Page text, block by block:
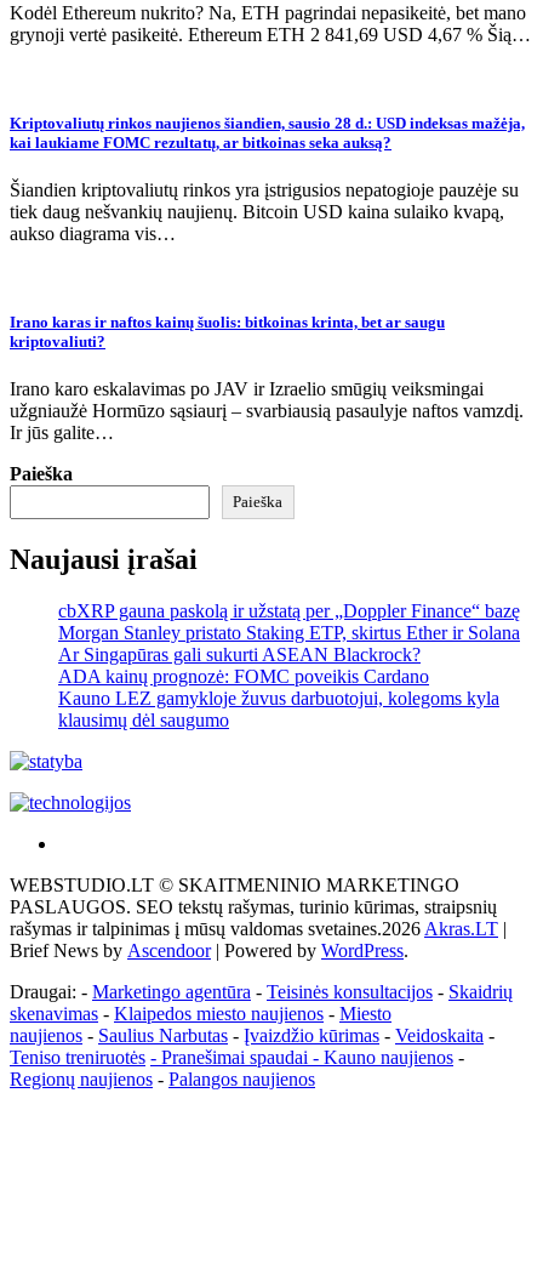
Kodėl Ethereum nukrito? Na, ETH pagrindai nepasikeitė, bet mano
grynoji vertė pasikeitė. Ethereum ETH 2 841,69 USD 4,67 % Šią…
Kriptovaliutų rinkos naujienos šiandien, sausio 28 d.: USD indeksas mažėja,
kai laukiame FOMC rezultatų, ar bitkoinas seka auksą?
Šiandien kriptovaliutų rinkos yra įstrigusios nepatogioje pauzėje su
tiek daug nešvankių naujienų. Bitcoin USD kaina sulaiko kvapą,
aukso diagrama vis…
Irano karas ir naftos kainų šuolis: bitkoinas krinta, bet ar saugu
kriptovaliuti?
Irano karo eskalavimas po JAV ir Izraelio smūgių veiksmingai
užgniaužė Hormūzo sąsiaurį – svarbiausią pasaulyje naftos vamzdį.
Ir jūs galite…
Paieška
Paieška
Naujausi įrašai
cbXRP gauna paskolą ir užstatą per „Doppler Finance“ bazę
Morgan Stanley pristato Staking ETP, skirtus Ether ir Solana
Ar Singapūras gali sukurti ASEAN Blackrock?
ADA kainų prognozė: FOMC poveikis Cardano
Kauno LEZ gamykloje žuvus darbuotojui, kolegoms kyla
klausimų dėl saugumo
tai
žemės
ploto
matavimo
Pagrindinis
WEBSTUDIO.LT © SKAITMENINIO MARKETINGO
PASLAUGOS. SEO tekstų rašymas, turinio kūrimas, straipsnių
rašymas ir talpinimas į mūsų valdomas svetaines.2026 Akras.LT |
Brief News by Ascendoor| Powered by WordPress.
Draugai: - Marketingo agentūra - Teisinės konsultacijos - Skaidrių
skenavimas - Klaipedos miesto naujienos - Miesto
naujienos - Saulius Narbutas - Įvaizdžio kūrimas - Veidoskaita -
Teniso treniruotės - Pranešimai spaudai - Kauno naujienos -
Regionų naujienos - Palangos naujienos